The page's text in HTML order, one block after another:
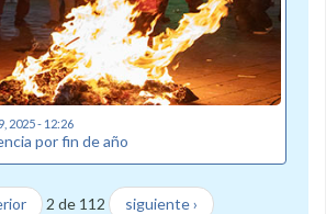
2025 - 12:26
por fin de año
2 de 112 siguiente ›